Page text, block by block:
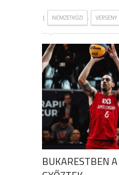
| NEMZETKÖZI , VERSENY
BUKARESTBEN